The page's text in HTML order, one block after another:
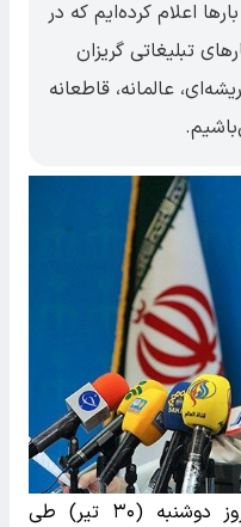
اعلام کرده‌ایم که در
تبلیغاتی گریزان
عالمانه، قاطعانه
حجت‌الاسلام‌ محسنی اژه‌ای، امروز دوشنبه (۳۰ تیر) طی